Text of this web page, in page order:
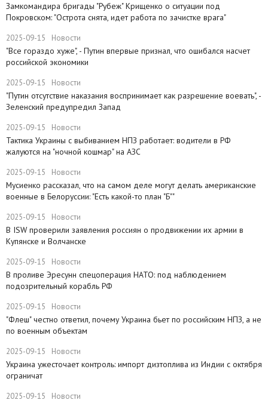
Замкомандира бригады "Рубеж" Крищенко​ о ситуации под
Покровском: "Острота снята, идет работа по зачистке врага"
2025-09-15 Новости
"Все гораздо хуже", - Путин впервые признал, что ошибался насчет
российской экономики
2025-09-15 Новости
​"Путин отсутствие наказания воспринимает как разрешение воевать", -
Зеленский предупредил Запад
2025-09-15 Новости
Тактика Украины с выбиванием НПЗ работает: водители в РФ
жалуются на "ночной кошмар" на АЗС
2025-09-15 Новости
Мусиенко рассказал, что на самом деле могут делать американские
военные в Белоруссии: "Есть какой-то план "Б""
2025-09-15 Новости
В ISW проверили заявления россиян о продвижении их армии в
Купянске и Волчанске
2025-09-15 Новости
​В проливе Эресунн спецоперация НАТО: под наблюдением
подозрительный корабль РФ
2025-09-15 Новости
"Флеш" честно ответил, почему Украина бьет по российским НПЗ, а не
по военным объектам
2025-09-15 Новости
Украина ужесточает контроль: импорт дизтоплива из Индии с октября
ограничат
2025-09-15 Новости